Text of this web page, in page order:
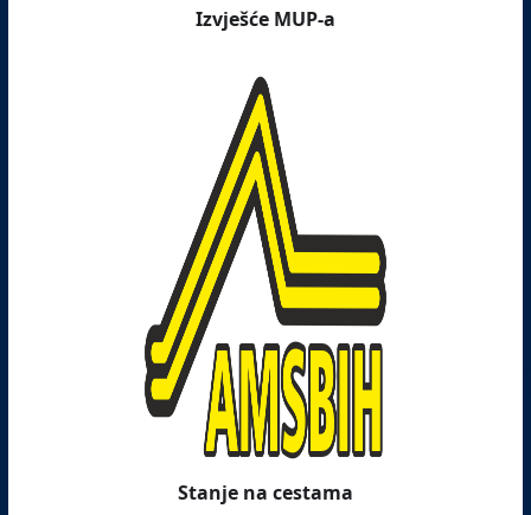
Izvješće MUP-a
Stanje na cestama